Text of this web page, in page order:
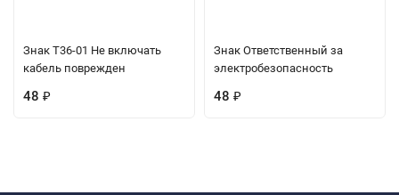
Знак Т36-01 Не включать
кабель поврежден
48 ₽
Знак Ответственный за
электробезопасность
48 ₽